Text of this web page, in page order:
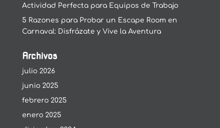
Actividad Perfecta para Equipos de Trabajo
5 Razones para Probar un Escape Room en
Carnaval: Disfrázate y Vive la Aventura
Archivos
julio 2026
junio 2025
febrero 2025
enero 2025